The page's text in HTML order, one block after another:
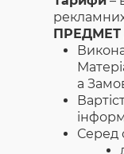
а
Серед